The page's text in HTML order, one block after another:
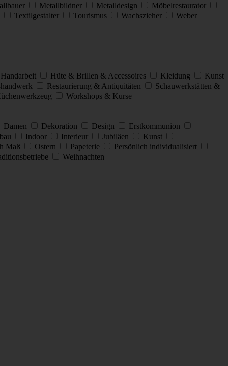
Metallbildner Metalldesign
Möbelrestaurator
Textilgestalter Tourismus Wachszieher
Weber
Handarbeit Hüte & Brillen & Accessoires Kleidung
Kunst
Restaurierung & Antiquitäten
Schauwerkstätten &
Workshops & Kurse
Damen Dekoration Design
Erstkommunion
Indoor Interieur Jubiläen
Kunst
Maß Ostern Papeterie
Persönlich individualisiert
Weihnachten